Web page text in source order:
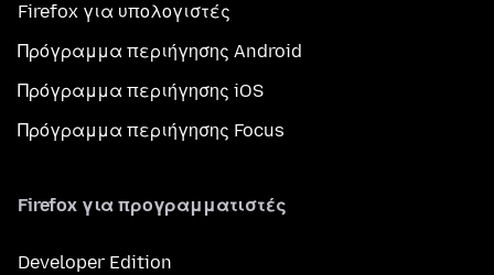
Firefox για υπολογιστές
Πρόγραμμα περιήγησης Android
Πρόγραμμα περιήγησης iOS
Πρόγραμμα περιήγησης Focus
Firefox για προγραμματιστές
Developer Edition